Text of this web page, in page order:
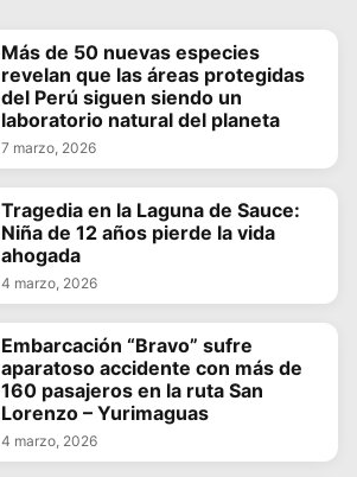
Más de 50 nuevas especies
revelan que las áreas protegidas
del Perú siguen siendo un
laboratorio natural del planeta
7 marzo, 2026
Tragedia en la Laguna de Sauce:
Niña de 12 años pierde la vida
ahogada
4 marzo, 2026
Embarcación “Bravo” sufre
aparatoso accidente con más de
160 pasajeros en la ruta San
Lorenzo – Yurimaguas
4 marzo, 2026